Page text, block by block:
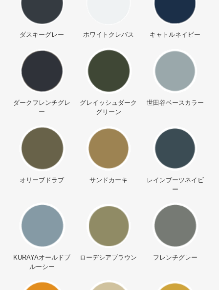
ダスキーグレー ホワイトクレバス キャトルネイビー
ダークフレンチグレ
ー
グレイッシュダーク
グリーン
世田谷ベースカラー
オリーブドラブ サンドカーキ
レインブーツネイビ
ー
KURAYAオールドブ
ルーシー
ローデシアブラウン フレンチグレー